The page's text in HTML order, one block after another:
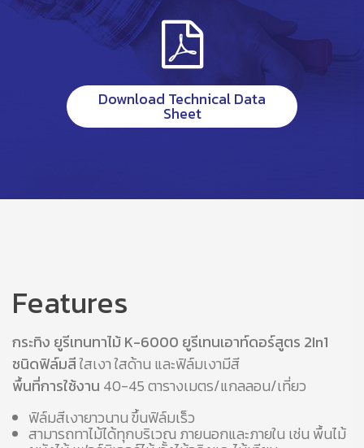
Download Technical Data
Sheet
Features
กระทิง ยูรีเทนทาไม้ K-6000 ยูรีเทนเอาท์ดอร์สูตร 2In1
ชนิดฟิล์มสีใสเงา ใสด้าน และฟิล์มเงามีสี
พื้นที่การใช้งาน 40-45 ตารางเมตร/แกลลอน/เที่ยว
ฟิล์มสีเงายาวนาน ขึ้นฟิล์มเร็ว
สามารถทาไม้ได้ทุกบริเวณ ภายนอกและภายใน เช่น พื้นไม้